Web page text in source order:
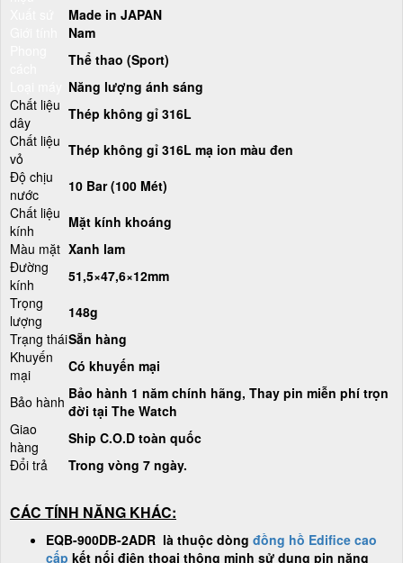
Made in JAPAN
Nam
Thể thao (Sport)
Năng lượng ánh sáng
Chất liệu
dây
Thép không gỉ 316L
Chất liệu
vỏ
Thép không gỉ 316L mạ ion màu đen
Độ chịu
nước
10 Bar (100 Mét)
Chất liệu
kính
Mặt kính khoáng
Màu mặt Xanh lam
Đường
kính
51,5×47,6×12mm
Trọng
lượng
148g
Trạng tháiSẵn hàng
Khuyến
mại
Có khuyến mại
Bảo hành Bảo hành 1 năm chính hãng, Thay pin miễn phí trọn
đời tại The Watch
Giao
hàng
Ship C.O.D toàn quốc
Đổi trả
Trong vòng 7 ngày.
CÁC TÍNH NĂNG KHÁC:
EQB-900DB-2ADR là thuộc dòng đồng hồ Edifice cao
cấp kết nối điện thoại thông minh sử dụng pin năng